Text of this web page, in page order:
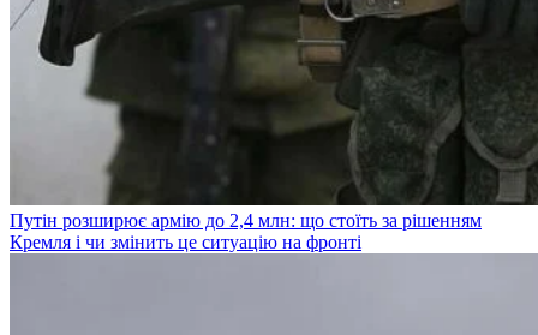
Путін розширює армію до 2,4 млн: що стоїть за рішенням
Кремля і чи змінить це ситуацію на фронті